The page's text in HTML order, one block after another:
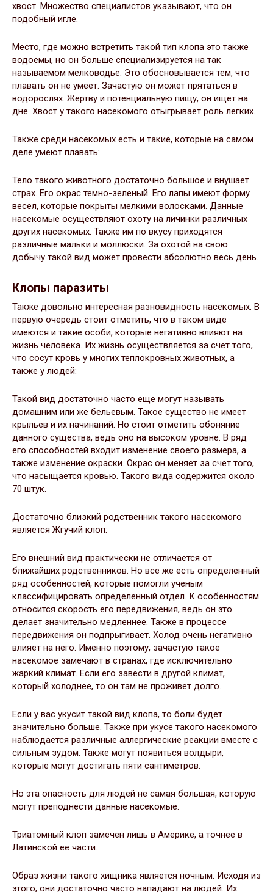
хвост. Множество специалистов указывают, что он
подобный игле.
Место, где можно встретить такой тип клопа это также
водоемы, но он больше специализируется на так
называемом мелководье. Это обосновывается тем, что
плавать он не умеет. Зачастую он может прятаться в
водорослях. Жертву и потенциальную пищу, он ищет на
дне. Хвост у такого насекомого отыгрывает роль легких.
Также среди насекомых есть и такие, которые на самом
деле умеют плавать:
Тело такого животного достаточно большое и внушает
страх. Его окрас темно-зеленый. Его лапы имеют форму
весел, которые покрыты мелкими волосками. Данные
насекомые осуществляют охоту на личинки различных
других насекомых. Также им по вкусу приходятся
различные мальки и моллюски. За охотой на свою
добычу такой вид может провести абсолютно весь день.
Клопы паразиты
Также довольно интересная разновидность насекомых. В
первую очередь стоит отметить, что в таком виде
имеются и такие особи, которые негативно влияют на
жизнь человека. Их жизнь осуществляется за счет того,
что сосут кровь у многих теплокровных животных, а
также у людей:
Такой вид достаточно часто еще могут называть
домашним или же бельевым. Такое существо не имеет
крыльев и их начинаний. Но стоит отметить обоняние
данного существа, ведь оно на высоком уровне. В ряд
его способностей входит изменение своего размера, а
также изменение окраски. Окрас он меняет за счет того,
что насыщается кровью. Такого вида содержится около
70 штук.
Достаточно близкий родственник такого насекомого
является Жгучий клоп:
Его внешний вид практически не отличается от
ближайших родственников. Но все же есть определенный
ряд особенностей, которые помогли ученым
классифицировать определенный отдел. К особенностям
относится скорость его передвижения, ведь он это
делает значительно медленнее. Также в процессе
передвижения он подпрыгивает. Холод очень негативно
влияет на него. Именно поэтому, зачастую такое
насекомое замечают в странах, где исключительно
жаркий климат. Если его завести в другой климат,
который холоднее, то он там не проживет долго.
Если у вас укусит такой вид клопа, то боли будет
значительно больше. Также при укусе такого насекомого
наблюдается различные аллергические реакции вместе с
сильным зудом. Также могут появиться волдыри,
которые могут достигать пяти сантиметров.
Но эта опасность для людей не самая большая, которую
могут преподнести данные насекомые.
Триатомный клоп замечен лишь в Америке, а точнее в
Латинской ее части.
Образ жизни такого хищника является ночным. Исходя из
этого, они достаточно часто нападают на людей. Их